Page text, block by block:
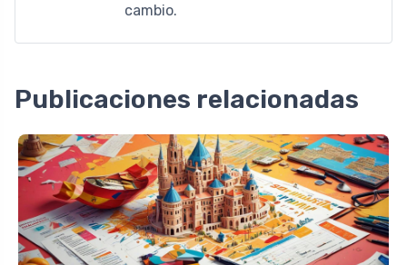
cambio.
Publicaciones relacionadas